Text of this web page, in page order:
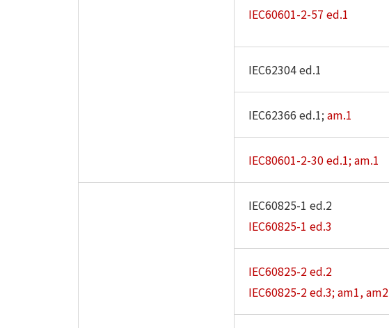
IEC60601-2-57 ed.1
IEC62304 ed.1
IEC62366 ed.1; am.1
IEC80601-2-30 ed.1; am.1
IEC60825-1 ed.2
IEC60825-1 ed.3
IEC60825-2 ed.2
IEC60825-2 ed.3; am1, am2